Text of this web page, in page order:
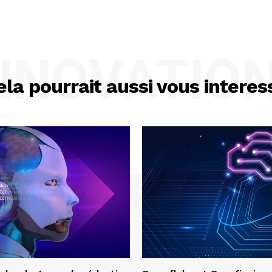
pourrait aussi vous